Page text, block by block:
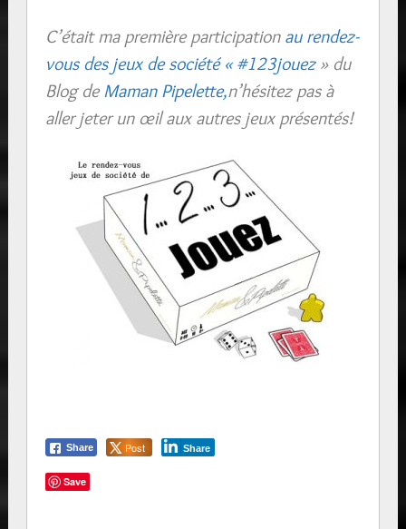
C’était ma première participation au rendez-
vous des jeux de société « #123jouez» du
Blog deMaman Pipelette,n’hésitez pas à
aller jeter un œil aux autres jeux présentés!
Share Post Share
Save